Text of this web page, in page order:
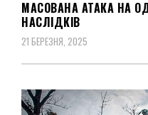
МАСОВАНА АТАКА НА
НАСЛІДКІВ
21 БЕРЕЗНЯ, 2025